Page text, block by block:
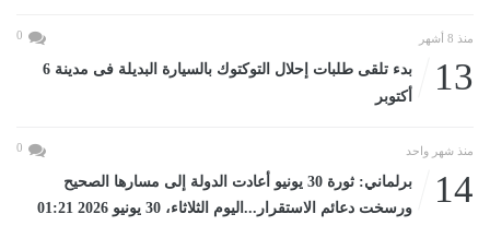
منذ 8 أشهر 0
13
بدء تلقى طلبات إحلال التوكتوك بالسيارة البديلة فى مدينة 6
أكتوبر
منذ شهر واحد 0
14
برلماني: ثورة 30 يونيو أعادت الدولة إلى مسارها الصحيح
ورسخت دعائم الاستقرار...اليوم الثلاثاء، 30 يونيو 2026 01:21